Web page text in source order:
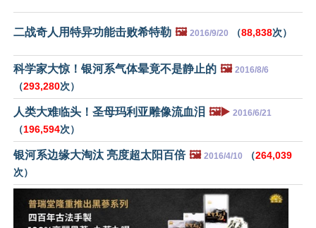
二战奇人用特异功能击败希特勒 🖼️ 2016/9/20 （88,838次）
科学家大惊！银河系气体晕竟不是静止的 🖼️ 2016/8/6
（293,280次）
人类大难临头！圣母玛利亚雕像流血泪 🖼️▶️ 2016/6/21
（196,594次）
银河系边缘大淘汰 亮度超太阳百倍 🖼️ 2016/4/10 （264,039
次）